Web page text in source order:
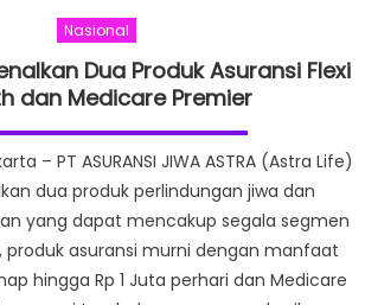
Nasional
Dua Produk Asuransi Flexi
dan Medicare Premier
– PT ASURANSI JIWA ASTRA (Astra Life)
dua produk perlindungan jiwa dan
yang dapat mencakup segala segmen
produk asuransi murni dengan manfaat
hingga Rp 1 Juta perhari dan Medicare